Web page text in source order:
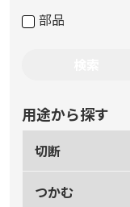
部品
用途から探す
切断
つかむ